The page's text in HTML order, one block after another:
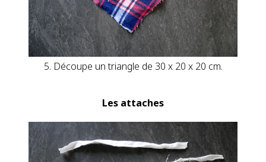
5. Découpe un triangle de 30 x 20 x 20 cm.
Les attaches